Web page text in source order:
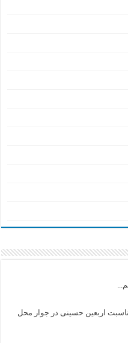
اربعین حسینی در جوار محل